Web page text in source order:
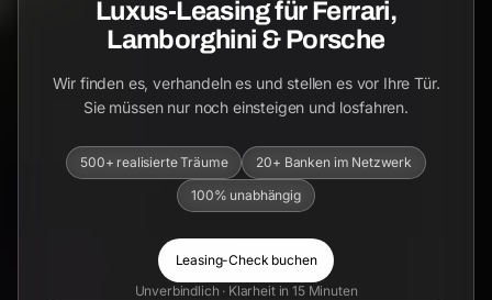
Luxus-Leasing für Ferrari,
Lamborghini & Porsche
Wir finden es, verhandeln es und stellen es vor Ihre Tür.
Sie müssen nur noch einsteigen und losfahren.
500+ realisierte Träume
20+ Banken im Netzwerk
100% unabhängig
Leasing-Check buchen
Unverbindlich · Klarheit in 15 Minuten